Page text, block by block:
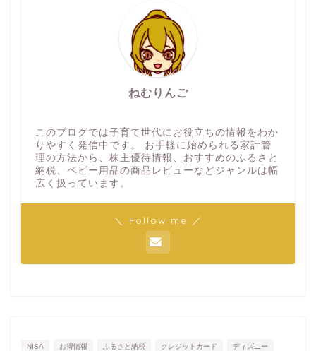
ねむりんご
このブログでは子育て世代にお役立ちの情報をわか
りやすく発信中です。 お手軽に始められる家計管
理の方法から、株主優待情報、おすすめのふるさと
納税、ベビー用品の商品レビューなどジャンルは幅
広く扱っています。
＼ Follow me ／
NISA お得情報 ふるさと納税 クレジットカード ディズニー